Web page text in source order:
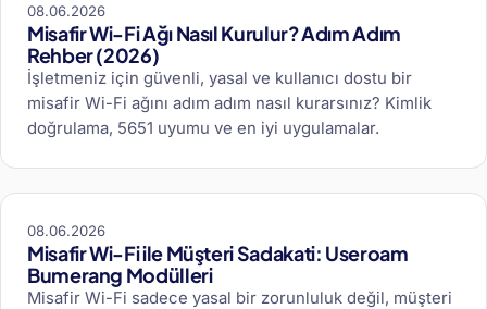
08.06.2026
Misafir Wi-Fi Ağı Nasıl Kurulur? Adım Adım
Rehber (2026)
İşletmeniz için güvenli, yasal ve kullanıcı dostu bir
misafir Wi-Fi ağını adım adım nasıl kurarsınız? Kimlik
doğrulama, 5651 uyumu ve en iyi uygulamalar.
08.06.2026
Misafir Wi-Fi ile Müşteri Sadakati: Useroam
Bumerang Modülleri
Misafir Wi-Fi sadece yasal bir zorunluluk değil, müşteri